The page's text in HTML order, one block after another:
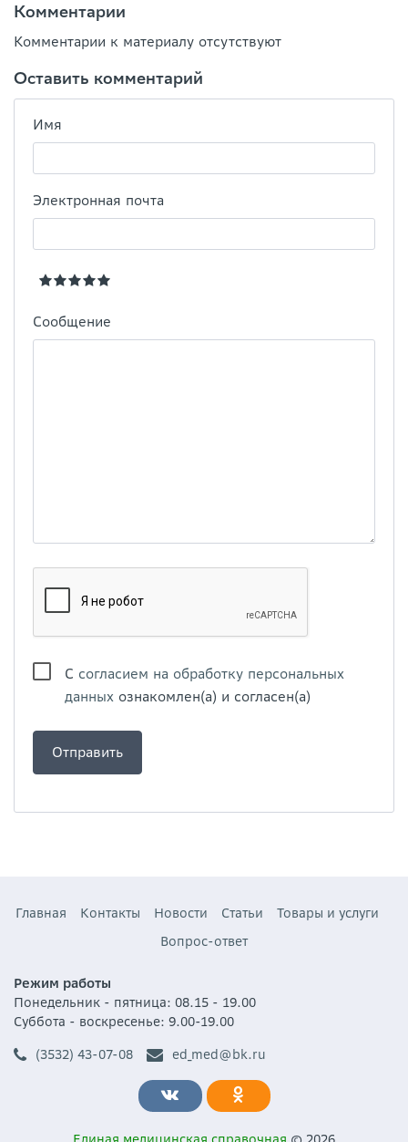
Комментарии
Комментарии к материалу отсутствуют
Оставить комментарий
Имя
Электронная почта
Сообщение
С согласием на обработку персональных
данных ознакомлен(а) и согласен(а)
Главная Контакты Новости Статьи
Товары и услуги
Вопрос-ответ
Режим работы
Понедельник - пятница: 08.15 - 19.00
Суббота - воскресенье: 9.00-19.00
(3532) 43-07-08
ed_med@bk.ru